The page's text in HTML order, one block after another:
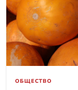
ОБЩЕСТВО